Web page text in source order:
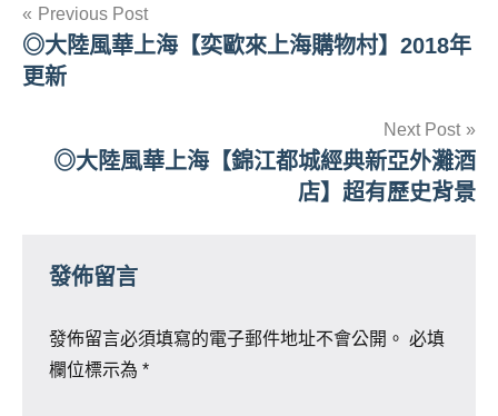
文
章
Previous Post
◎大陸風華上海【奕歐來上海購物村】2018年
更新
Next Post
◎大陸風華上海【錦江都城經典新亞外灘酒
店】超有歷史背景
發佈留言
發佈留言必須填寫的電子郵件地址不會公開。 必填
欄位標示為 *